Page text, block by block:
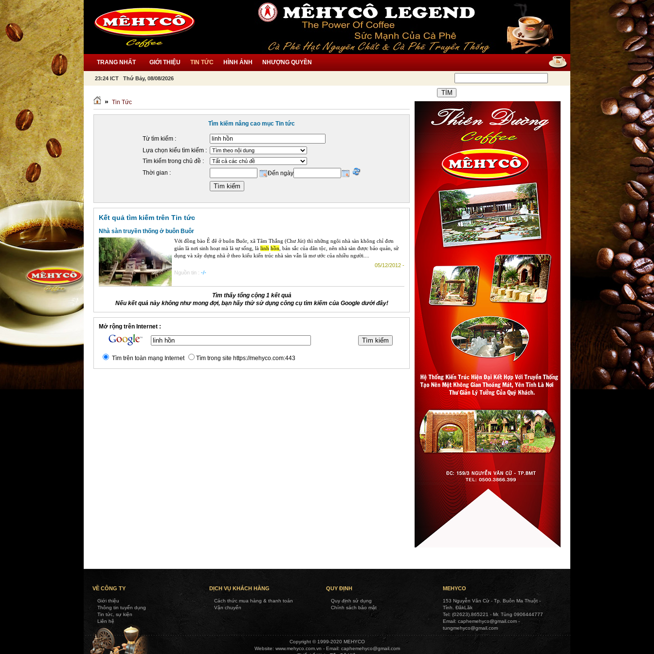
TRANG NHẤT GIỚI THIỆU TIN TỨC HÌNH ẢNH NHƯỢNG QUYỀN
23:24 ICT Thứ Bảy, 08/08/2026
» Tin Tức
Tìm kiếm nâng cao mục Tin tức
Từ tìm kiếm :
Lựa chọn kiểu tìm kiếm :
Tìm kiếm trong chủ đề :
Thời gian :
Đến ngày
Kết quả tìm kiếm trên Tin tức
Nhà sàn truyền thống ở buôn Buôr
Với đồng bào Ê đê ở buôn Buôr, xã Tâm Thắng (Chư Jút) thì những ngôi nhà sàn không chỉ đơn
giản là nơi sinh hoạt mà là sự sống, là linh hồn , bản sắc của dân tộc, nên nhà sàn được bảo quản, sử
dụng và xây dựng nhà ở theo kiểu kiến trúc nhà sàn vẫn là mơ ước của nhiều người....
05/12/2012 -
Nguồn tin : -/-
Tìm thấy tổng cộng 1 kết quả
Nếu kết quả này không như mong đợi, bạn hãy thử sử dụng công cụ tìm kiếm của Google dưới đây!
Mở rộng trên Internet :
Tìm trên toàn mạng Internet Tìm trong site https://mehyco.com:443
VỀ CÔNG TY
Giới thiệu
Thông tin tuyển dụng
Tin tức, sự kiện
Liên hệ
DỊCH VỤ KHÁCH HÀNG
Cách thức mua hàng & thanh toán
Vận chuyển
QUY ĐỊNH
Quy định sử dụng
Chính sách bảo mật
MEHYCO
153 Nguyễn Văn Cừ - Tp. Buôn Ma Thuột -
Tỉnh. ĐăkLăk
Tel: (02623).865221 - Mr. Tùng 0906444777
Email: caphemehyco@gmail.com -
tungmehyco@gmail.com
Copyright © 1999-2020 MEHYCO
Website: www.mehyco.com.vn - Email: caphemehyco@gmail.com